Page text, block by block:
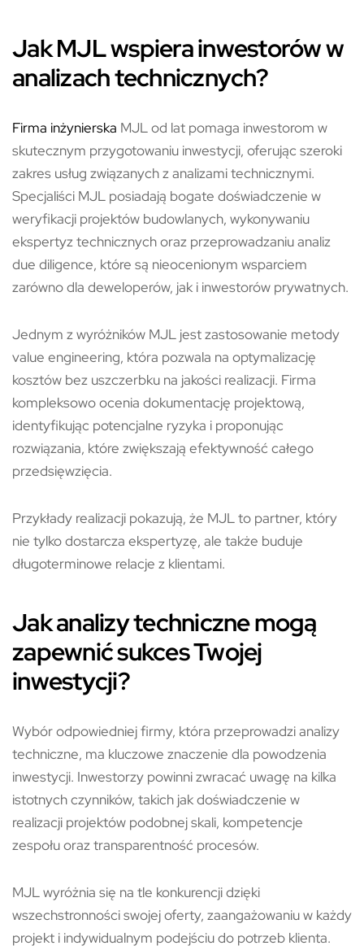
Jak MJL wspiera inwestorów w
analizach technicznych?
Firma inżynierska MJL od lat pomaga inwestorom w
skutecznym przygotowaniu inwestycji, oferując szeroki
zakres usług związanych z analizami technicznymi.
Specjaliści MJL posiadają bogate doświadczenie w
weryfikacji projektów budowlanych, wykonywaniu
ekspertyz technicznych oraz przeprowadzaniu analiz
due diligence, które są nieocenionym wsparciem
zarówno dla deweloperów, jak i inwestorów prywatnych.
Jednym z wyróżników MJL jest zastosowanie metody
value engineering, która pozwala na optymalizację
kosztów bez uszczerbku na jakości realizacji. Firma
kompleksowo ocenia dokumentację projektową,
identyfikując potencjalne ryzyka i proponując
rozwiązania, które zwiększają efektywność całego
przedsięwzięcia.
Przykłady realizacji pokazują, że MJL to partner, który
nie tylko dostarcza ekspertyzę, ale także buduje
długoterminowe relacje z klientami.
Jak analizy techniczne mogą
zapewnić sukces Twojej
inwestycji?
Wybór odpowiedniej firmy, która przeprowadzi analizy
techniczne, ma kluczowe znaczenie dla powodzenia
inwestycji. Inwestorzy powinni zwracać uwagę na kilka
istotnych czynników, takich jak doświadczenie w
realizacji projektów podobnej skali, kompetencje
zespołu oraz transparentność procesów.
MJL wyróżnia się na tle konkurencji dzięki
wszechstronności swojej oferty, zaangażowaniu w każdy
projekt i indywidualnym podejściu do potrzeb klienta.